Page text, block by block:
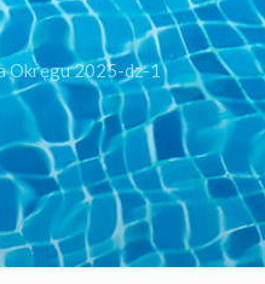
Okręgu 2025-dz-1